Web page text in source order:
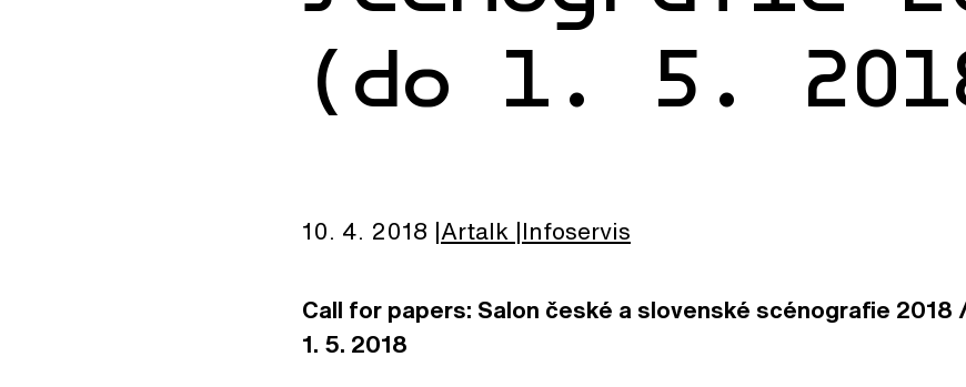
(do 1. 5.
10. 4. 2018 Artalk Infoservis
Call for papers: Salon české a slovenské scénografie
1. 5. 2018